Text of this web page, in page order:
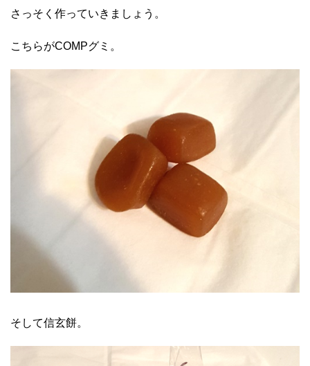
さっそく作っていきましょう。
こちらがCOMPグミ。
そして信玄餅。